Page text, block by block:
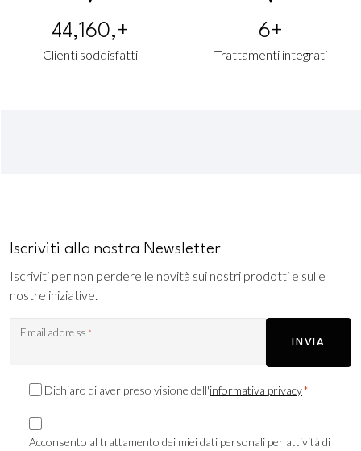
88,320,+
Clienti soddisfatti
15+
Trattamenti integrati
Iscriviti alla nostra Newsletter
Iscriviti per non perdere le novità sui nostri prodotti e sulle
nostre iniziative.
Email address *
INVIA
ConsensoDichiaro di aver preso visione dell'informativa privacy*
Consenso
Marketing
Acconsento al trattamento dei miei dati personali per attività di